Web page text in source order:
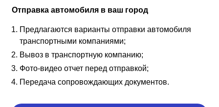
Отправка автомобиля в ваш город
Предлагаются варианты отправки автомобиля
транспортными компаниями;
Вывоз в транспортную компанию;
Фото-видео отчет перед отправкой;
Передача сопровождающих документов.